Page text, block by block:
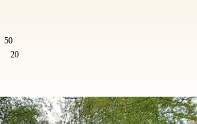
50
20